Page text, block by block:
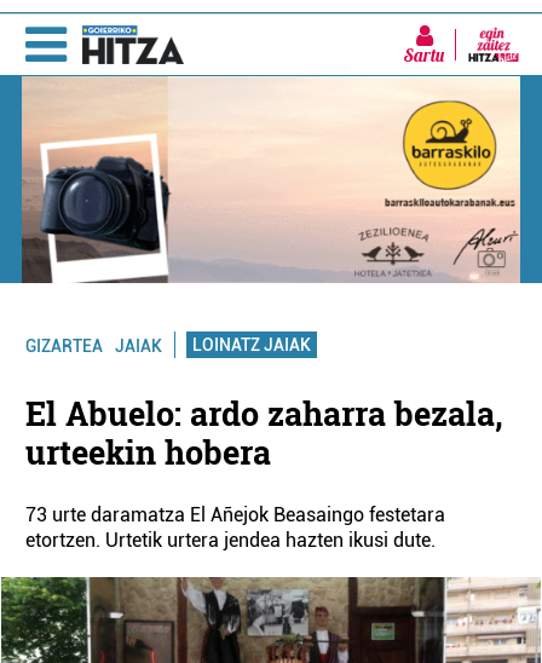
Sartu
GIZARTEA JAIAK LOINATZ JAIAK
El Abuelo: ardo zaharra bezala,
urteekin hobera
73 urte daramatza El Añejok Beasaingo festetara
etortzen. Urtetik urtera jendea hazten ikusi dute.